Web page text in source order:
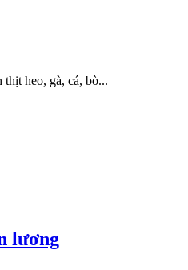
heo, gà, cá, bò...
lương